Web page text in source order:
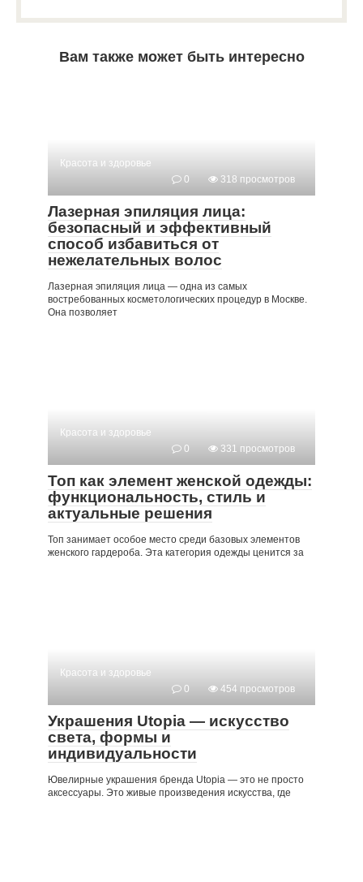
Вам также может быть интересно
Красота и здоровье
0
318 просмотров
Лазерная эпиляция лица:
безопасный и эффективный
способ избавиться от
нежелательных волос
Лазерная эпиляция лица — одна из самых
востребованных косметологических процедур в Москве.
Она позволяет
Красота и здоровье
0
331 просмотров
Топ как элемент женской одежды:
функциональность, стиль и
актуальные решения
Топ занимает особое место среди базовых элементов
женского гардероба. Эта категория одежды ценится за
Красота и здоровье
0
454 просмотров
Украшения Utopia — искусство
света, формы и
индивидуальности
Ювелирные украшения бренда Utopia — это не просто
аксессуары. Это живые произведения искусства, где